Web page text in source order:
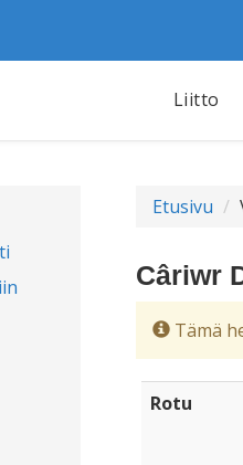
Liitto
Etusivu
Câriwr
Tämä
Rotu